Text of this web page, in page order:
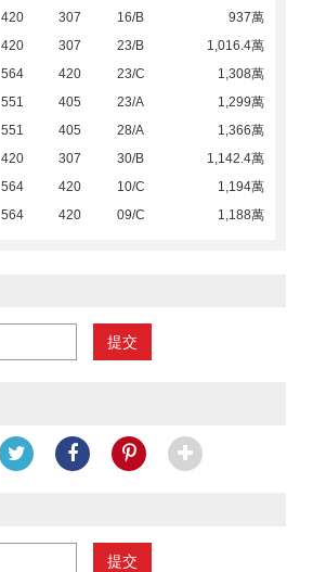
420 307 16/B
937萬
420 307 23/B
1,016.4萬
564 420 23/C
1,308萬
551 405 23/A
1,299萬
551 405 28/A
1,366萬
420 307 30/B
1,142.4萬
564 420 10/C
1,194萬
564 420 09/C 1,188萬
提交
提交